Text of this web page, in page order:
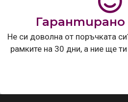
Не си доволна от поръчката
рамките на 30 дни, а ние ще